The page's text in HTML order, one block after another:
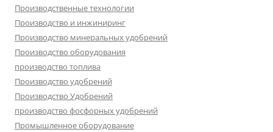
Производственные технологии
Производство и инжиниринг
Производство минеральных удобрений
Производство оборудования
производство топлива
Производство удобрений
Производство Удобрений
производство фосфорных удобрений
Промышленное оборудование